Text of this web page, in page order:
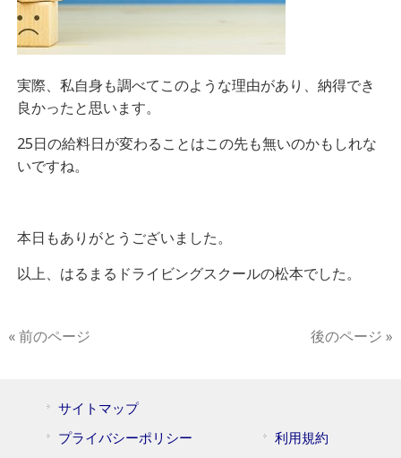
実際、私自身も調べてこのような理由があり、納得でき
良かったと思います。
25日の給料日が変わることはこの先も無いのかもしれな
いですね。
本日もありがとうございました。
以上、はるまるドライビングスクールの松本でした。
« 前のページ 後のページ »
サイトマップ
プライバシーポリシー
利用規約